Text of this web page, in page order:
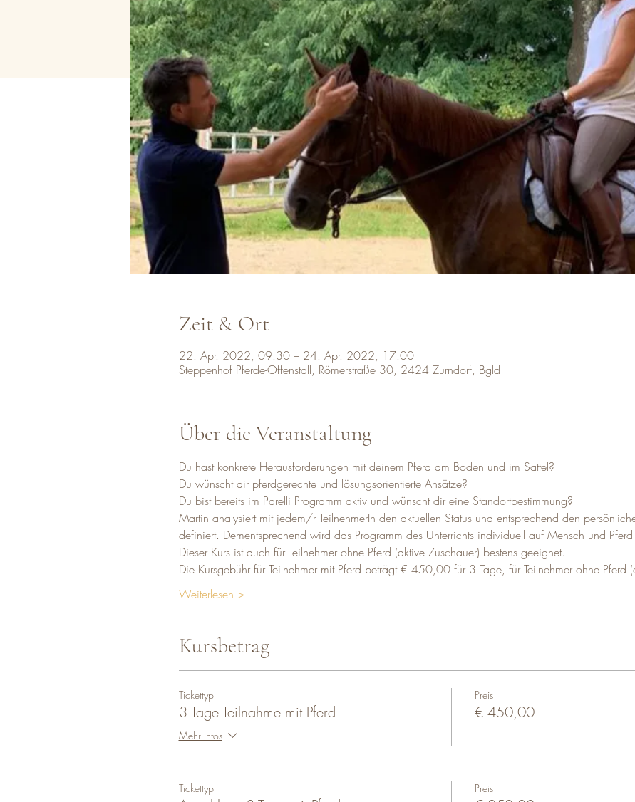
Zeit & Ort
22. Apr. 2022, 09:30 – 24. Apr. 2022, 17:00
Steppenhof Pferde-Offenstall, Römerstraße 30, 2424 Zurndorf, Bgld
Über die Veranstaltung
Du hast konkrete Herausforderungen mit deinem Pferd am Boden und im Sattel?
Du wünscht dir pferdgerechte und lösungsorientierte Ansätze?
Du bist bereits im Parelli Programm aktiv und wünscht dir eine Standortbestimmung?
Martin analysiert mit jedem/r TeilnehmerIn den aktuellen Status und entsprechend den
definiert. Dementsprechend wird das Programm des Unterrichts individuell auf Mensch und
Dieser Kurs ist auch für Teilnehmer ohne Pferd (aktive Zuschauer) bestens geeignet.
Die Kursgebühr für Teilnehmer mit Pferd beträgt € 450,00 für 3 Tage, für Teilnehmer ohne
Weiterlesen >
Kursbetrag
Tickettyp
3 Tage Teilnahme mit Pferd
Mehr Infos
Preis
€ 450,00
Tickettyp Preis